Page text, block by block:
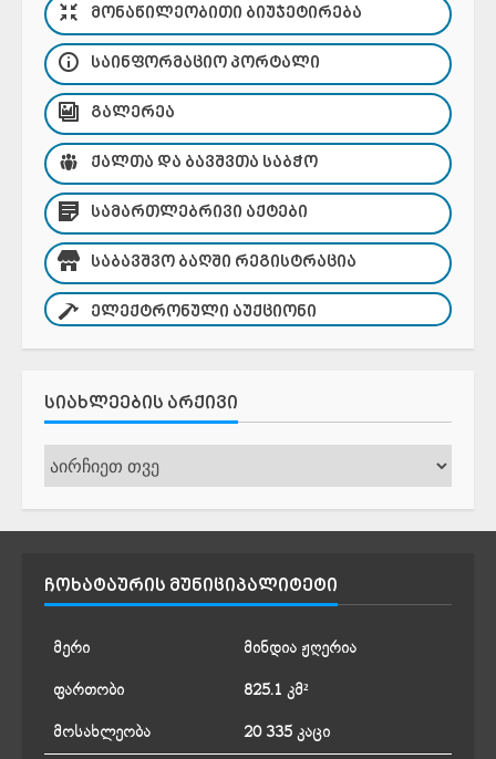
ᲛᲝᲜᲐᲬᲘᲚᲔᲝᲑᲘᲗᲘ ᲑᲘᲣᲯᲔᲢᲘᲠᲔᲑᲐ
ᲡᲐᲘᲜᲤᲝᲠᲛᲐᲪᲘᲝ ᲞᲝᲠᲢᲐᲚᲘ
ᲒᲐᲚᲔᲠᲔᲐ
ᲥᲐᲚᲗᲐ ᲓᲐ ᲑᲐᲕᲨᲕᲗᲐ ᲡᲐᲑᲭᲝ
ᲡᲐᲛᲐᲠᲗᲚᲔᲑᲠᲘᲕᲘ ᲐᲥᲢᲔᲑᲘ
ᲡᲐᲑᲐᲕᲨᲕᲝ ᲑᲐᲦᲨᲘ ᲠᲔᲒᲘᲡᲢᲠᲐᲪᲘᲐ
ᲔᲚᲔᲥᲢᲠᲝᲜᲣᲚᲘ ᲐᲣᲥᲪᲘᲝᲜᲘ
ᲡᲘᲐᲮᲚᲔᲔᲑᲘᲡ ᲐᲠᲥᲘᲕᲘ
სიახლეების
არქივი
ᲩᲝᲮᲐᲢᲐᲣᲠᲘᲡ ᲛᲣᲜᲘᲪᲘᲞᲐᲚᲘᲢᲔᲢᲘ
მერი
მინდია ჟღერია
ფართობი
825.1 კმ²
მოსახლეობა
20 335 კაცი